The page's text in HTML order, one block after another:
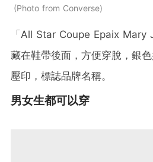
Photo from Converse
「All Star Coupe Epaix Mary
藏在鞋帶後面，方便穿脫，銀
壓印，標誌品牌名稱。
男女生都可以穿